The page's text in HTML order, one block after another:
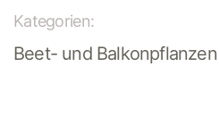
Kategorien:
Beet- und Balkonpflanzen